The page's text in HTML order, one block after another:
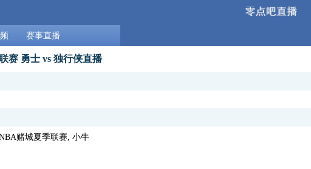
赛事直播
赛 勇士 vs 独行侠直播
赌城夏季联赛, 小牛